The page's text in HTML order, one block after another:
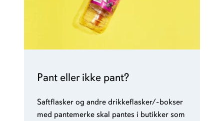
Pant eller ikke pant?
Saftflasker og andre drikkeflasker/-bokser
med pantemerke skal pantes i butikker som